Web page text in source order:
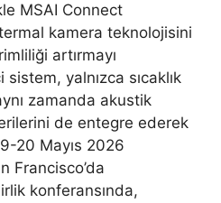
MSAI Connect
termal kamera teknolojisini
artırmayı
yalnızca sıcaklık
zamanda akustik
de entegre ederek
20 Mayıs 2026
Francisco’da
konferansında,